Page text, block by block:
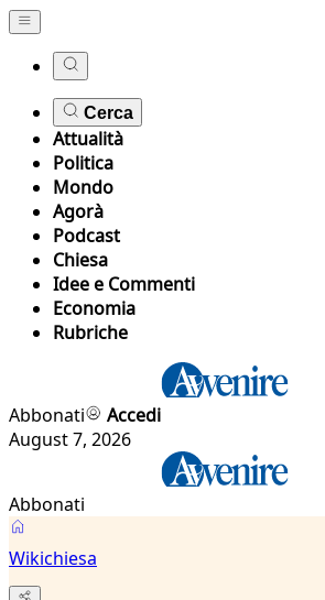
Cerca
Attualità
Politica
Mondo
Agorà
Podcast
Chiesa
Idee e Commenti
Economia
Rubriche
Abbonati
Accedi
August 7, 2026
Abbonati
Wikichiesa